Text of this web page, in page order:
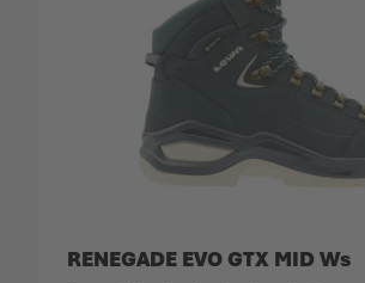
RENEGADE EVO GTX MID Ws